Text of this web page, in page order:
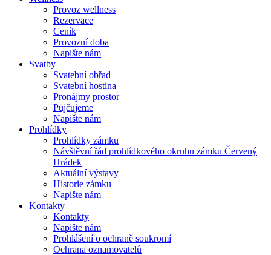
Provoz wellness
Rezervace
Ceník
Provozní doba
Napište nám
Svatby
Svatební obřad
Svatební hostina
Pronájmy prostor
Půjčujeme
Napište nám
Prohlídky
Prohlídky zámku
Návštěvní řád prohlídkového okruhu zámku Červený
Hrádek
Aktuální výstavy
Historie zámku
Napište nám
Kontakty
Kontakty
Napište nám
Prohlášení o ochraně soukromí
Ochrana oznamovatelů